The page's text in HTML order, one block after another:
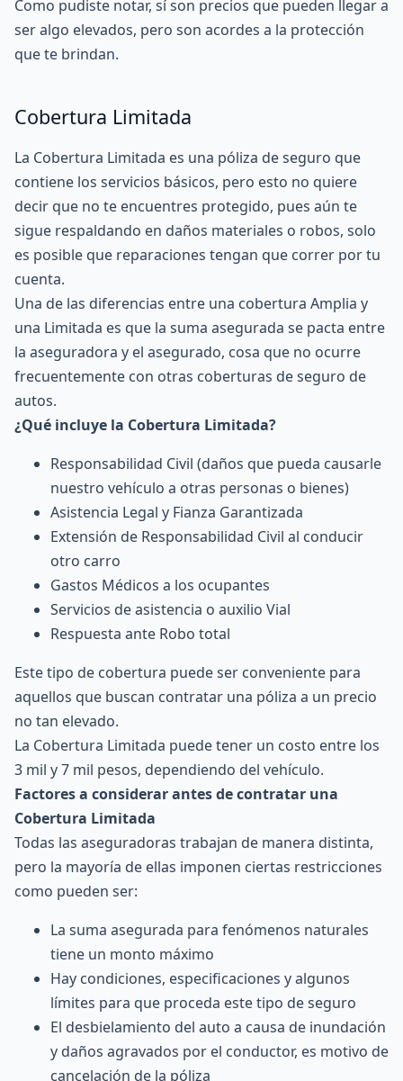
Como pudiste notar, sí son precios que pueden llegar a
ser algo elevados, pero son acordes a la protección
que te brindan.
Cobertura Limitada
La Cobertura Limitada es una póliza de seguro que
contiene los servicios básicos, pero esto no quiere
decir que no te encuentres protegido, pues aún te
sigue respaldando en daños materiales o robos, solo
es posible que reparaciones tengan que correr por tu
cuenta.
Una de las diferencias entre una cobertura Amplia y
una Limitada es que la suma asegurada se pacta entre
la aseguradora y el asegurado, cosa que no ocurre
frecuentemente con otras coberturas de seguro de
autos.
¿Qué incluye la Cobertura Limitada?
Responsabilidad Civil (daños que pueda causarle
nuestro vehículo a otras personas o bienes)
Asistencia Legal y Fianza Garantizada
Extensión de Responsabilidad Civil al conducir
otro carro
Gastos Médicos a los ocupantes
Servicios de asistencia o auxilio Vial
Respuesta ante Robo total
Este tipo de cobertura puede ser conveniente para
aquellos que buscan contratar una póliza a un precio
no tan elevado.
La Cobertura Limitada puede tener un costo entre los
3 mil y 7 mil pesos, dependiendo del vehículo.
Factores a considerar antes de contratar una
Cobertura Limitada
Todas las aseguradoras trabajan de manera distinta,
pero la mayoría de ellas imponen ciertas restricciones
como pueden ser:
La suma asegurada para fenómenos naturales
tiene un monto máximo
Hay condiciones, especificaciones y algunos
límites para que proceda este tipo de seguro
El desbielamiento del auto a causa de inundación
y daños agravados por el conductor, es motivo de
cancelación de la póliza